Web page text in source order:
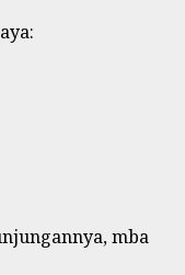
mba